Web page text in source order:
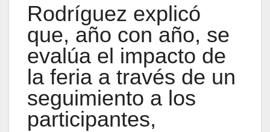
Rodríguez explicó
que, año con año, se
evalúa el impacto de
la feria a través de un
seguimiento a los
participantes,